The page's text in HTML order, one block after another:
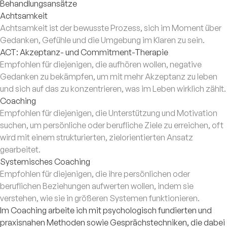
Behandlungsansätze
Achtsamkeit
Achtsamkeit ist der bewusste Prozess, sich im Moment über
Gedanken, Gefühle und die Umgebung im Klaren zu sein.
ACT: Akzeptanz- und Commitment-Therapie
Empfohlen für diejenigen, die aufhören wollen, negative
Gedanken zu bekämpfen, um mit mehr Akzeptanz zu leben
und sich auf das zu konzentrieren, was im Leben wirklich zählt.
Coaching
Empfohlen für diejenigen, die Unterstützung und Motivation
suchen, um persönliche oder berufliche Ziele zu erreichen, oft
wird mit einem strukturierten, zielorientierten Ansatz
gearbeitet.
Systemisches Coaching
Empfohlen für diejenigen, die ihre persönlichen oder
beruflichen Beziehungen aufwerten wollen, indem sie
verstehen, wie sie in größeren Systemen funktionieren.
Im Coaching arbeite ich mit psychologisch fundierten und
praxisnahen Methoden sowie Gesprächstechniken, die dabei